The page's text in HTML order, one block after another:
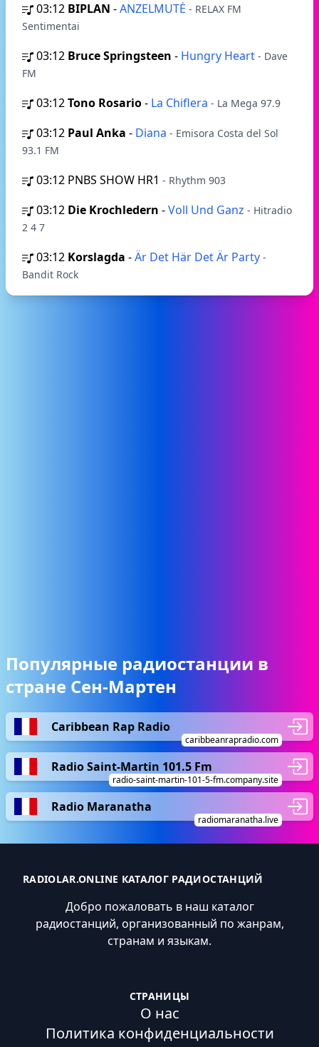
03:12 BIPLAN -ANZELMUTĖ - RELAX FM
Sentimentai
03:12 Bruce Springsteen - Hungry Heart - Dave
FM
03:12Tono Rosario- La Chiflera - La Mega 97.9
03:12 Paul Anka - Diana - Emisora Costa del Sol
93.1 FM
03:12 PNBS SHOW HR1 - Rhythm 903
03:12 Die Krochledern -Voll Und Ganz - Hitradio
2 4 7
03:12 Korslagda -Är Det Här Det Är Party -
Bandit Rock
Популярные радиостанции в
стране Сен-Мартен
Caribbean Rap Radio
caribbeanrapradio.com
Radio Saint-Martin 101.5 Fm
radio-saint-martin-101-5-fm.company.site
Radio Maranatha
radiomaranatha.live
RADIOLAR.ONLINE КАТАЛОГ РАДИОСТАНЦИЙ
Добро пожаловать в наш каталог
радиостанций, организованный по жанрам,
странам и языкам.
СТРАНИЦЫ
О нас
Политика конфиденциальности